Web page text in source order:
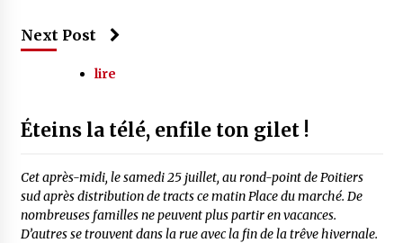
Next Post
lire
Éteins la télé, enfile ton gilet !
Cet après-midi, le samedi 25 juillet, au rond-point de Poitiers
sud après distribution de tracts ce matin Place du marché. De
nombreuses familles ne peuvent plus partir en vacances.
D’autres se trouvent dans la rue avec la fin de la trêve hivernale.